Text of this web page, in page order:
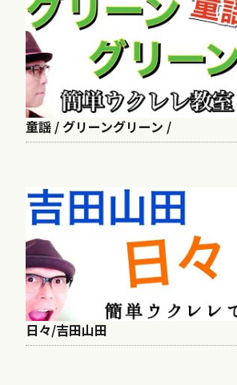
童謡 / グリーングリーン /
日々/吉田山田